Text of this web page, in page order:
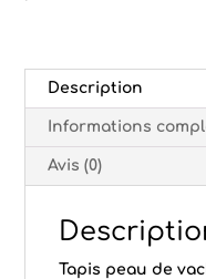
Description
Informations
Avis (0)
Tapis peau de